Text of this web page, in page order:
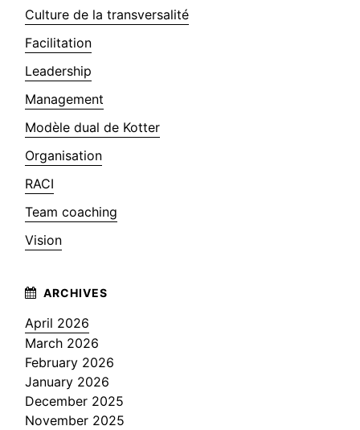
Culture de la transversalité
Facilitation
Leadership
Management
Modèle dual de Kotter
Organisation
RACI
Team coaching
Vision
April 2026
March 2026
February 2026
January 2026
December 2025
November 2025